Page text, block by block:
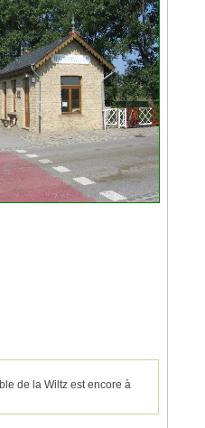
de la Wiltz est encore à